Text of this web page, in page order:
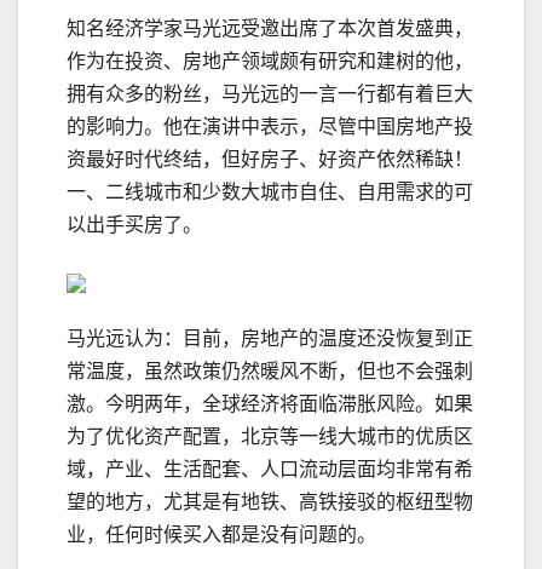
知名经济学家马光远受邀出席了本次首发盛典，
作为在投资、房地产领域颇有研究和建树的他，
拥有众多的粉丝，马光远的一言一行都有着巨大
的影响力。他在演讲中表示，尽管中国房地产投
资最好时代终结，但好房子、好资产依然稀缺！
一、二线城市和少数大城市自住、自用需求的可
以出手买房了。
马光远认为：目前，房地产的温度还没恢复到正
常温度，虽然政策仍然暖风不断，但也不会强刺
激。今明两年，全球经济将面临滞胀风险。如果
为了优化资产配置，北京等一线大城市的优质区
域，产业、生活配套、人口流动层面均非常有希
望的地方，尤其是有地铁、高铁接驳的枢纽型物
业，任何时候买入都是没有问题的。